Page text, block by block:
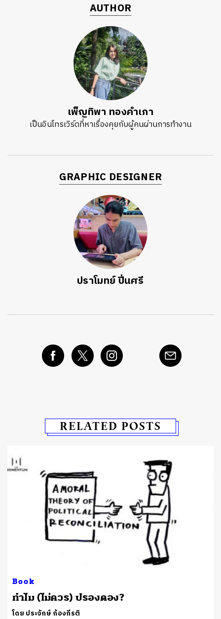
AUTHOR
เพ็ญทิพา ทองคำเภา
เป็นอินโทรเวิร์ดที่หาเรื่องคุยกับผู้คนผ่านการทำงาน
GRAPHIC DESIGNER
ปราโมทย์ ปิ่นศรี
RELATED POSTS
Book
ทำไม (ไม่ควร) ปรองดอง?
โดย ประจักษ์ ก้องกีรติ